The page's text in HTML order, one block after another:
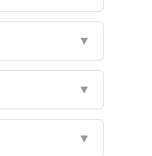
▼
▼
▼